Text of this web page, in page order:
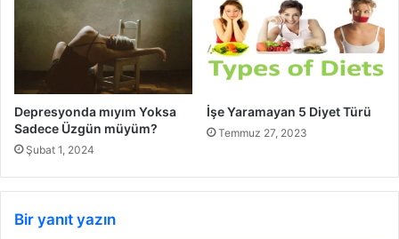
Depresyonda mıyım Yoksa
Sadece Üzgün müyüm?
Şubat 1, 2024
İşe Yaramayan 5 Diyet Türü
Temmuz 27, 2023
Bir yanıt yazın